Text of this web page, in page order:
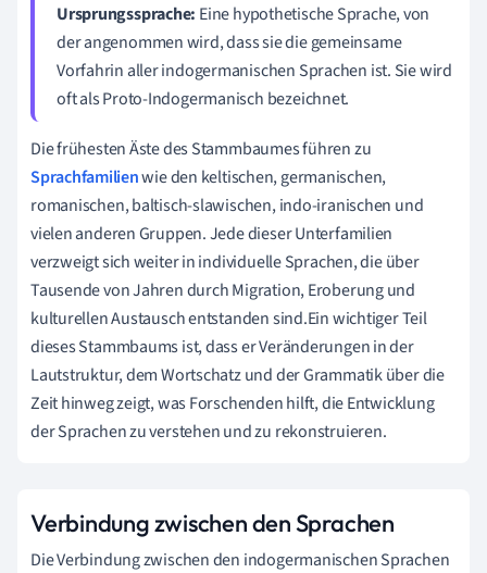
Ursprungssprache: Eine hypothetische Sprache, von
der angenommen wird, dass sie die gemeinsame
Vorfahrin aller indogermanischen Sprachen ist. Sie wird
oft als Proto-Indogermanisch bezeichnet.
Die frühesten Äste des Stammbaumes führen zu
Sprachfamilienwie den keltischen, germanischen,
romanischen, baltisch-slawischen, indo-iranischen und
vielen anderen Gruppen. Jede dieser Unterfamilien
verzweigt sich weiter in individuelle Sprachen, die über
Tausende von Jahren durch Migration, Eroberung und
kulturellen Austausch entstanden sind.Ein wichtiger Teil
dieses Stammbaums ist, dass er Veränderungen in der
Lautstruktur, dem Wortschatz und der Grammatik über die
Zeit hinweg zeigt, was Forschenden hilft, die Entwicklung
der Sprachen zu verstehen und zu rekonstruieren.
Verbindung zwischen den Sprachen
Die Verbindung zwischen den indogermanischen Sprachen